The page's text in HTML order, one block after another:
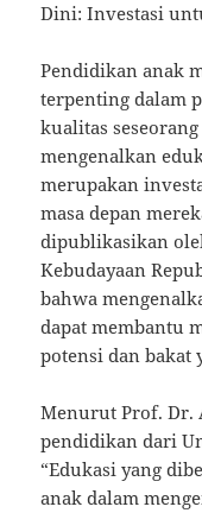
Dini: Investasi
Pendidikan anak
terpenting dalam
kualitas
mengenalkan
merupakan
masa depan
dipublikasikan
Kebudayaan
bahwa
dapat membantu
potensi dan bakat
Menurut Prof. Dr.
pendidikan dari
“Edukasi yang
anak dalam